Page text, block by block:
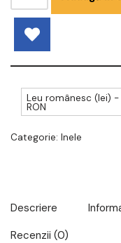
Leu românesc (lei) -
RON
Categorie: Inele
Descriere
Recenzii (0)